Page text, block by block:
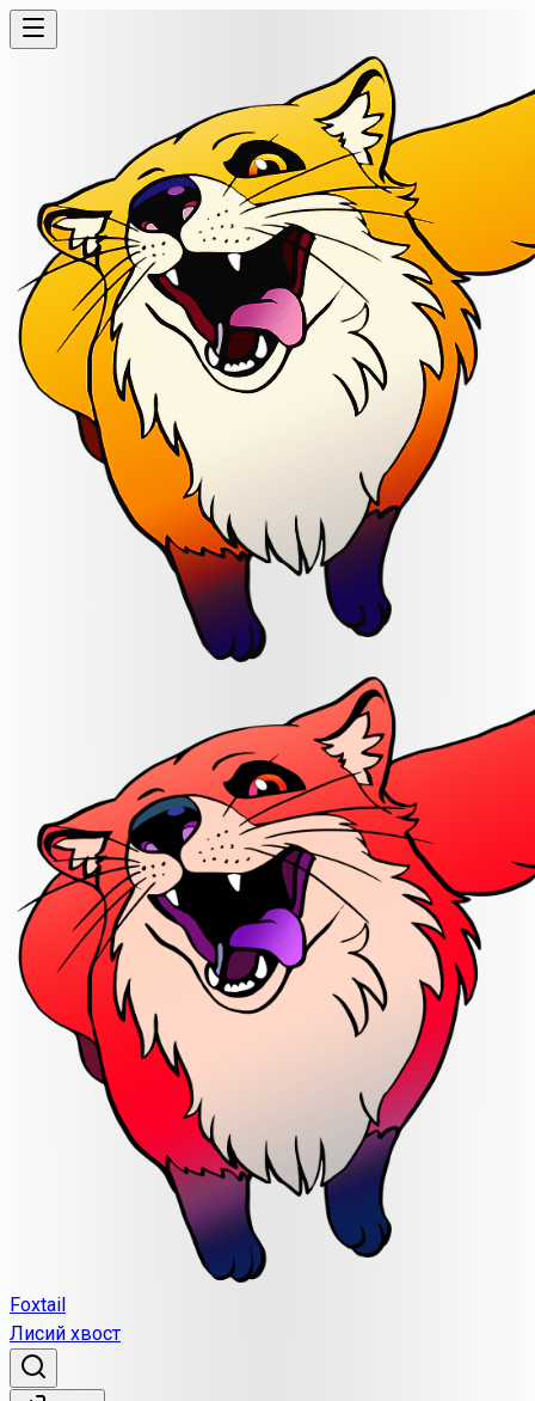
Foxtail
Лисий хвост